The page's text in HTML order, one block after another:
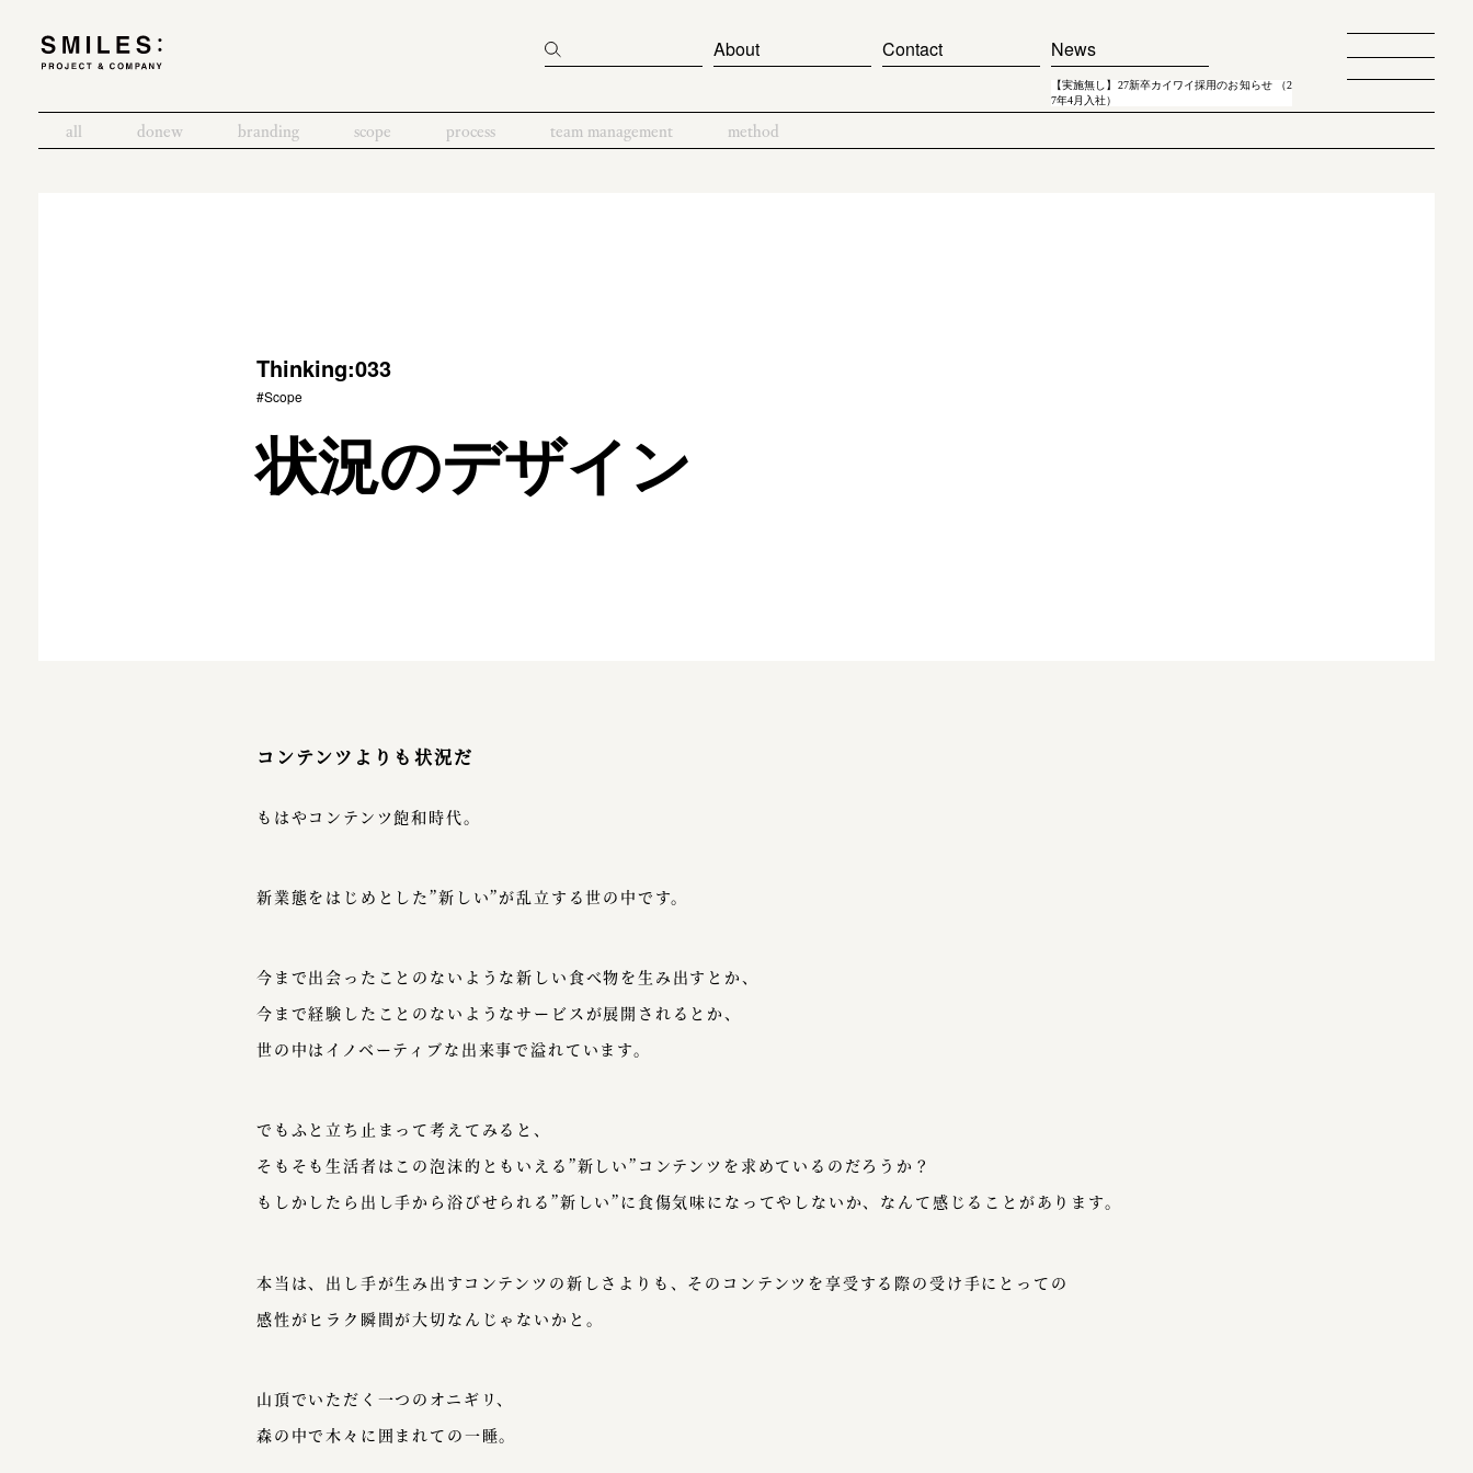
About Contact News
【実施無し】27新卒カイワイ採用のお知らせ （2
7年4月入社）
all donew branding scope process team management method
Thinking:033
#Scope
状況のデザイン
コンテンツよりも状況だ
もはやコンテンツ飽和時代。
新業態をはじめとした”新しい”が乱立する世の中です。
今まで出会ったことのないような新しい食べ物を生み出すとか、
今まで経験したことのないようなサービスが展開されるとか、
世の中はイノベーティブな出来事で溢れています。
でもふと立ち止まって考えてみると、
そもそも生活者はこの泡沫的ともいえる”新しい”コンテンツを求めているのだろうか？
もしかしたら出し手から浴びせられる”新しい”に食傷気味になってやしないか、なんて感じることがあります。
本当は、出し手が生み出すコンテンツの新しさよりも、そのコンテンツを享受する際の受け手にとっての
感性がヒラク瞬間が大切なんじゃないかと。
山頂でいただく一つのオニギリ、
森の中で木々に囲まれての一睡。